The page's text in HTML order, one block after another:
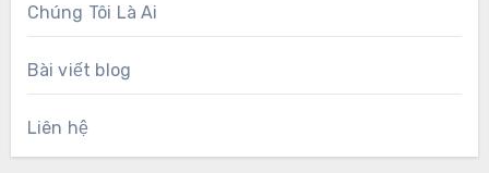
Chúng Tôi Là Ai
Bài viết blog
Liên hệ